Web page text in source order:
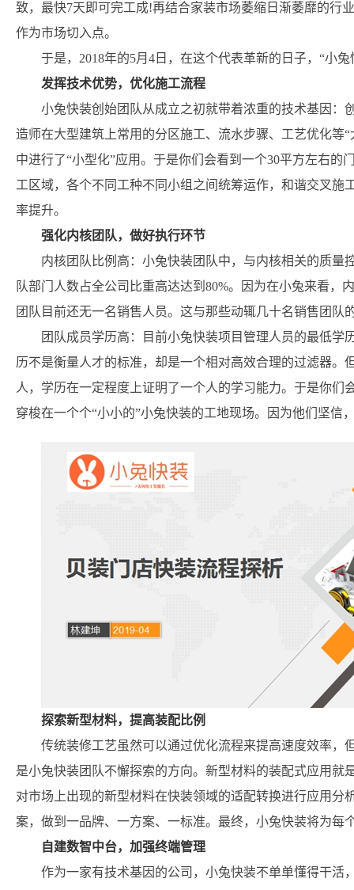
致，最快7天即可完工成!再结合家装市场萎缩日渐萎靡的行
作为市场切入点。
于是，2018年的5月4日，在这个代表革新的日子，“小
发挥技术优势，优化施工流程
小兔快装创始团队从成立之初就带着浓重的技术基因：
造师在大型建筑上常用的分区施工、流水步骤、工艺优化等
中进行了“小型化”应用。于是你们会看到一个30平方左右
工区域，各个不同工种不同小组之间统筹运作，和谐交叉施
率提升。
强化内核团队，做好执行环节
内核团队比例高：小兔快装团队中，与内核相关的质
队部门人数占全公司比重高达达到80%。因为在小兔来看
团队目前还无一名销售人员。这与那些动辄几十名销售团
团队成员学历高：目前小兔快装项目管理人员的最低
历不是衡量人才的标准，却是一个相对高效合理的过滤器
人，学历在一定程度上证明了一个人的学习能力。于是你们
穿梭在一个个“小小的”小兔快装的工地现场。因为他们坚
探索新型材料，提高装配比例
传统装修工艺虽然可以通过优化流程来提高速度效率，
是小兔快装团队不懈探索的方向。新型材料的装配式应用
对市场上出现的新型材料在快装领域的适配转换进行应用
案，做到一品牌、一方案、一标准。最终，小兔快装将为每
自建数智中台，加强终端管理
作为一家有技术基因的公司，小兔快装不单单懂得干活